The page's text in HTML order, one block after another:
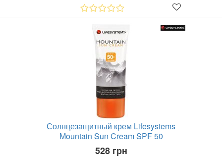
Солнцезащитный крем Lifesystems
Mountain Sun Cream SPF 50
528 грн